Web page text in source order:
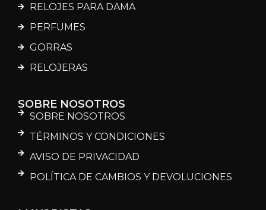
RELOJES PARA DAMA
PERFUMES
GORRAS
RELOJERAS
SOBRE NOSOTROS
SOBRE NOSOTROS
TÉRMINOS Y CONDICIONES
AVISO DE PRIVACIDAD
POLÍTICA DE CAMBIOS Y DEVOLUCIONES